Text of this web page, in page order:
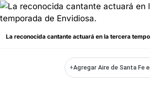
La reconocida cantante actuará en la tercera
+Agregar Aire de Santa Fe